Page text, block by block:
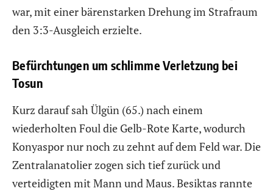
war, mit einer bärenstarken Drehung im Strafraum
den 3:3-Ausgleich erzielte.
Befürchtungen um schlimme Verletzung bei
Tosun
Kurz darauf sah Ülgün (65.) nach einem
wiederholten Foul die Gelb-Rote Karte, wodurch
Konyaspor nur noch zu zehnt auf dem Feld war. Die
Zentralanatolier zogen sich tief zurück und
verteidigten mit Mann und Maus. Besiktas rannte